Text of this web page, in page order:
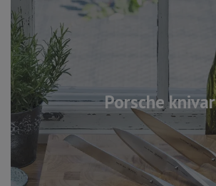
Porsche knivar